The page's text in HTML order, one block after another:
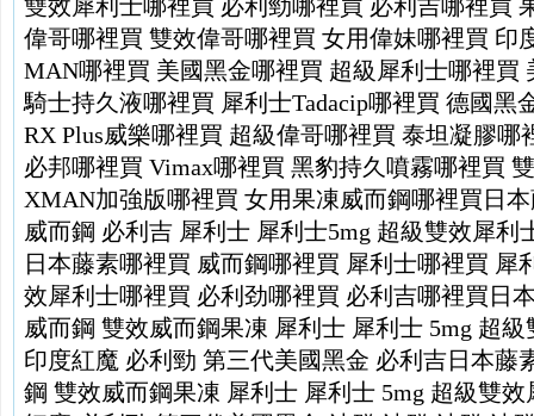
雙效犀利士哪裡買 必利勁哪裡買 必利吉哪裡買
偉哥哪裡買 雙效偉哥哪裡買 女用偉妹哪裡買 印
MAN哪裡買 美國黑金哪裡買 超級犀利士哪裡買
騎士持久液哪裡買 犀利士Tadacip哪裡買 德國黑
RX Plus威樂哪裡買 超級偉哥哪裡買 泰坦凝膠哪
必邦哪裡買 Vimax哪裡買 黑豹持久噴霧哪裡買
XMAN加強版哪裡買 女用果凍威而鋼哪裡買 日
威而鋼 必利吉 犀利士 犀利士5mg 超級雙效犀利
日本藤素哪裡買 威而鋼哪裡買 犀利士哪裡買 犀
效犀利士哪裡買 必利劲哪裡買 必利吉哪裡買 日
威而鋼 雙效威而鋼果凍 犀利士 犀利士 5mg 超級
印度紅魔 必利勁 第三代美國黑金 必利吉日本藤
鋼 雙效威而鋼果凍 犀利士 犀利士 5mg 超級雙效